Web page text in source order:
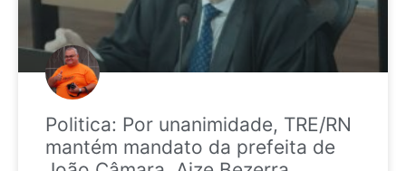
Politica: Por unanimidade, TRE/RN
mantém mandato da prefeita de